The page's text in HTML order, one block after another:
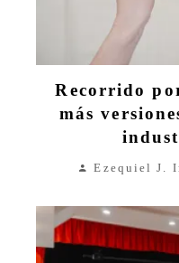
Recorrido
más
Ezequiel J.